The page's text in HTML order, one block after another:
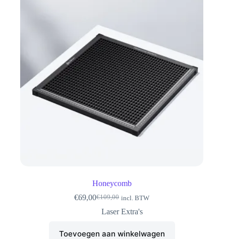
Honeycomb
€109,00
Oorspronkelijke
prijs
€69,00Huidige
prijs
incl. BTW
Laser Extra's
Toevoegen aan winkelwagen